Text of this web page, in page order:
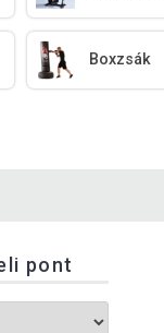
Boxzsák
pont